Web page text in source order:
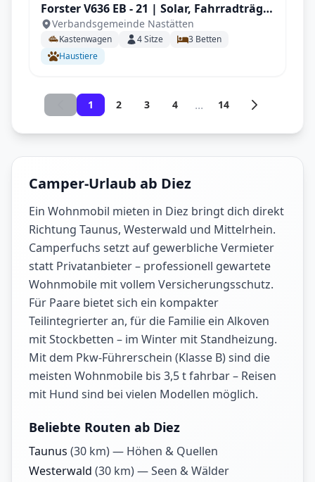
Forster V636 EB - 21 | Solar, Fahrradträger
ideal für 2-3 Personen
Verbandsgemeinde Nastätten
Kastenwagen 4Sitze 3 Betten
Haustiere
1 2 3 4 ... 14
Camper-Urlaub ab Diez
Ein Wohnmobil mieten in Diez bringt dich direkt
Richtung Taunus, Westerwald und Mittelrhein.
Camperfuchs setzt auf gewerbliche Vermieter
statt Privatanbieter – professionell gewartete
Wohnmobile mit vollem Versicherungsschutz.
Für Paare bietet sich ein kompakter
Teilintegrierter an, für die Familie ein Alkoven
mit Stockbetten – im Winter mit Standheizung.
Mit dem Pkw-Führerschein (Klasse B) sind die
meisten Wohnmobile bis 3,5 t fahrbar – Reisen
mit Hund sind bei vielen Modellen möglich.
Beliebte Routen ab Diez
Taunus (30 km) — Höhen & Quellen
Westerwald (30 km) —Seen & Wälder